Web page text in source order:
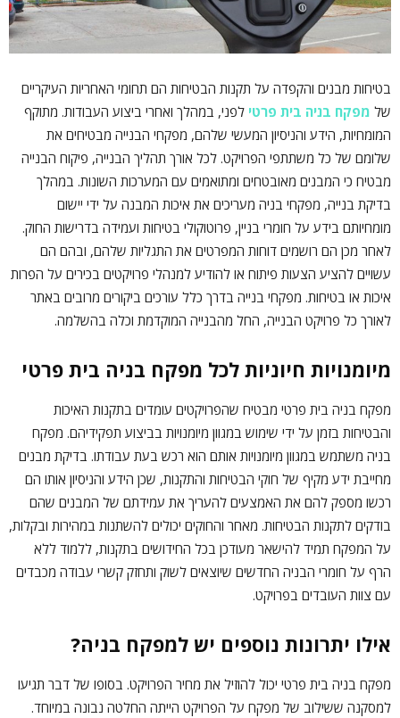
בטיחות מבנים והקפדה על תקנות הבטיחות הם תחומי האחריות העיקריים
של מפקח בניה בית פרטי לפני, במהלך ואחרי ביצוע העבודות. מתוקף
המומחיות, הידע והניסיון המעשי שלהם, מפקחי הבנייה מבטיחים את
שלומם של כל משתתפי הפרויקט. לכל אורך תהליך הבנייה, פיקוח הבנייה
מבטיח כי המבנים מאובטחים ומתואמים עם המערכות השונות. במהלך
בדיקת בנייה, מפקחי בניה מעריכים את איכות המבנה על ידי יישום
מומחיותם בידע על חומרי בניין, פרוטוקולי בטיחות ועמידה בדרישות החוק.
לאחר מכן הם רושמים דוחות המפרטים את התגליות שלהם, ובהם הם
עשויים להציע הצעות פיתוח או להודיע למנהלי פרויקטים בכירים על הפרות
איכות או בטיחות. מפקחי בנייה בדרך כלל עורכים ביקורים מרובים באתר
לאורך כל פרויקט הבנייה, החל מהבנייה המוקדמת וכלה בהשלמה.
מיומנויות חיוניות לכל מפקח בניה בית פרטי
מפקח בניה בית פרטי מבטיח שהפרויקטים עומדים בתקנות האיכות
והבטיחות בזמן על ידי שימוש במגוון מיומנויות בביצוע תפקידיהם. מפקח
בניה משתמש במגוון מיומנויות אותם הוא רכש בעת עבודתו. בדיקת מבנים
מחייבת ידע מקיף של חוקי הבטיחות והתקנות, שכן הידע והניסיון אותו הם
רכשו מספק להם את האמצעים להעריך את עמידתם של המבנים שהם
בודקים לתקנות הבטיחות. מאחר והחוקים יכולים להשתנות במהירות ובקלות,
על המפקח תמיד להישאר מעודכן בכל החידושים בתקנות, ללמוד ללא
הרף על חומרי הבניה החדשים שיוצאים לשוק ותחזק קשרי עבודה מכבדים
עם צוות העובדים בפרויקט.
אילו יתרונות נוספים יש למפקח בניה?
מפקח בניה בית פרטי יכול להוזיל את מחיר הפרויקט. בסופו של דבר תגיעו
למסקנה ששילוב של מפקח על הפרויקט הייתה החלטה נבונה במיוחד.